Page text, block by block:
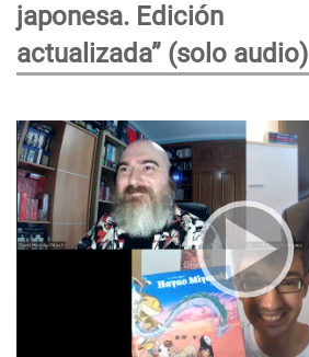
japonesa. Edición
actualizada” (solo audio)